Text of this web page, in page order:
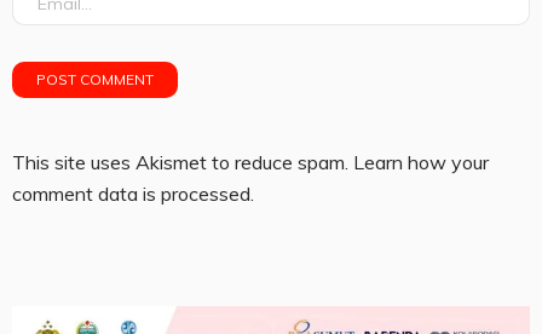
This site uses Akismet to reduce spam. Learn how your
comment data is processed.